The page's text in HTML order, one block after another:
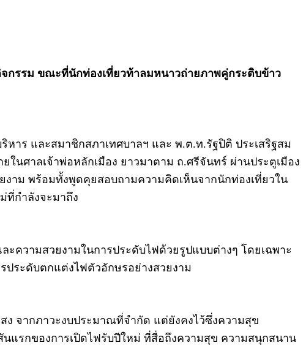
กรรม ขณะที่นักท่องเที่ยวท้าลมหนาวถ่ายภาพคู่กระติบข้าว
าร และสมาชิกสภาเทศบาลฯ และ พ.ต.ท.รัฐปิติ ประเสริฐสม
นศาลเจ้าพ่อหลักเมือง ยาวมาตาม ถ.ศรีจันทร์ ผ่านประตูเมือง
าม พร้อมทั้งพูดคุยสอบถามความคิดเห็นจากนักท่องเที่ยวใน
ที่กำลังจะมาถึง
ความสวยงามในการประดับไฟด้วยรูปแบบต่างๆ โดยเฉพาะ
ระดับตกแต่งไฟตัวอักษรอย่างสวยงาม
จากภาวะงบประมาณที่จำกัด แต่ยังคงไว้ซึ่งความสุข
แรกของการเปิดไฟรับปีใหม่ ที่สื่อถึงความสุข ความสนุกสนาน